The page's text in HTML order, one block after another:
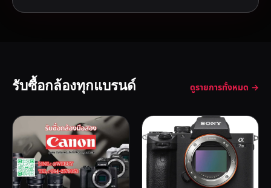
รับซื้อกล้องทุกแบรนด์ ดูรายการทั้งหมด →